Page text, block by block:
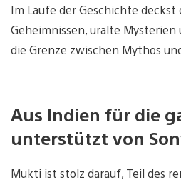
Im Laufe der Geschichte deckst
Geheimnissen, uralte
die Grenze zwischen Mythos
Aus Indien für die
unterstützt von
Mukti ist stolz darauf, Teil des